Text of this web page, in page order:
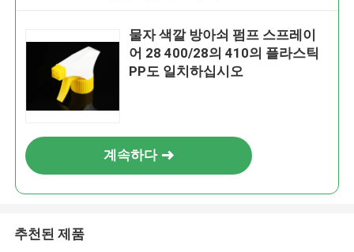
물자 색깔 방아쇠 펌프 스프레이
어 28 400/28의 410의 플라스틱
PP도 일치하십시오
계속하다
추천된 제품